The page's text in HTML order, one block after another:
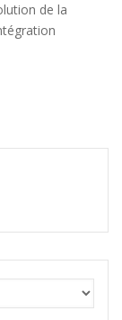
de la